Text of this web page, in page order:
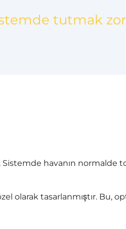
tutmak
Sistemde havanın normalde
olarak tasarlanmıştır. Bu,